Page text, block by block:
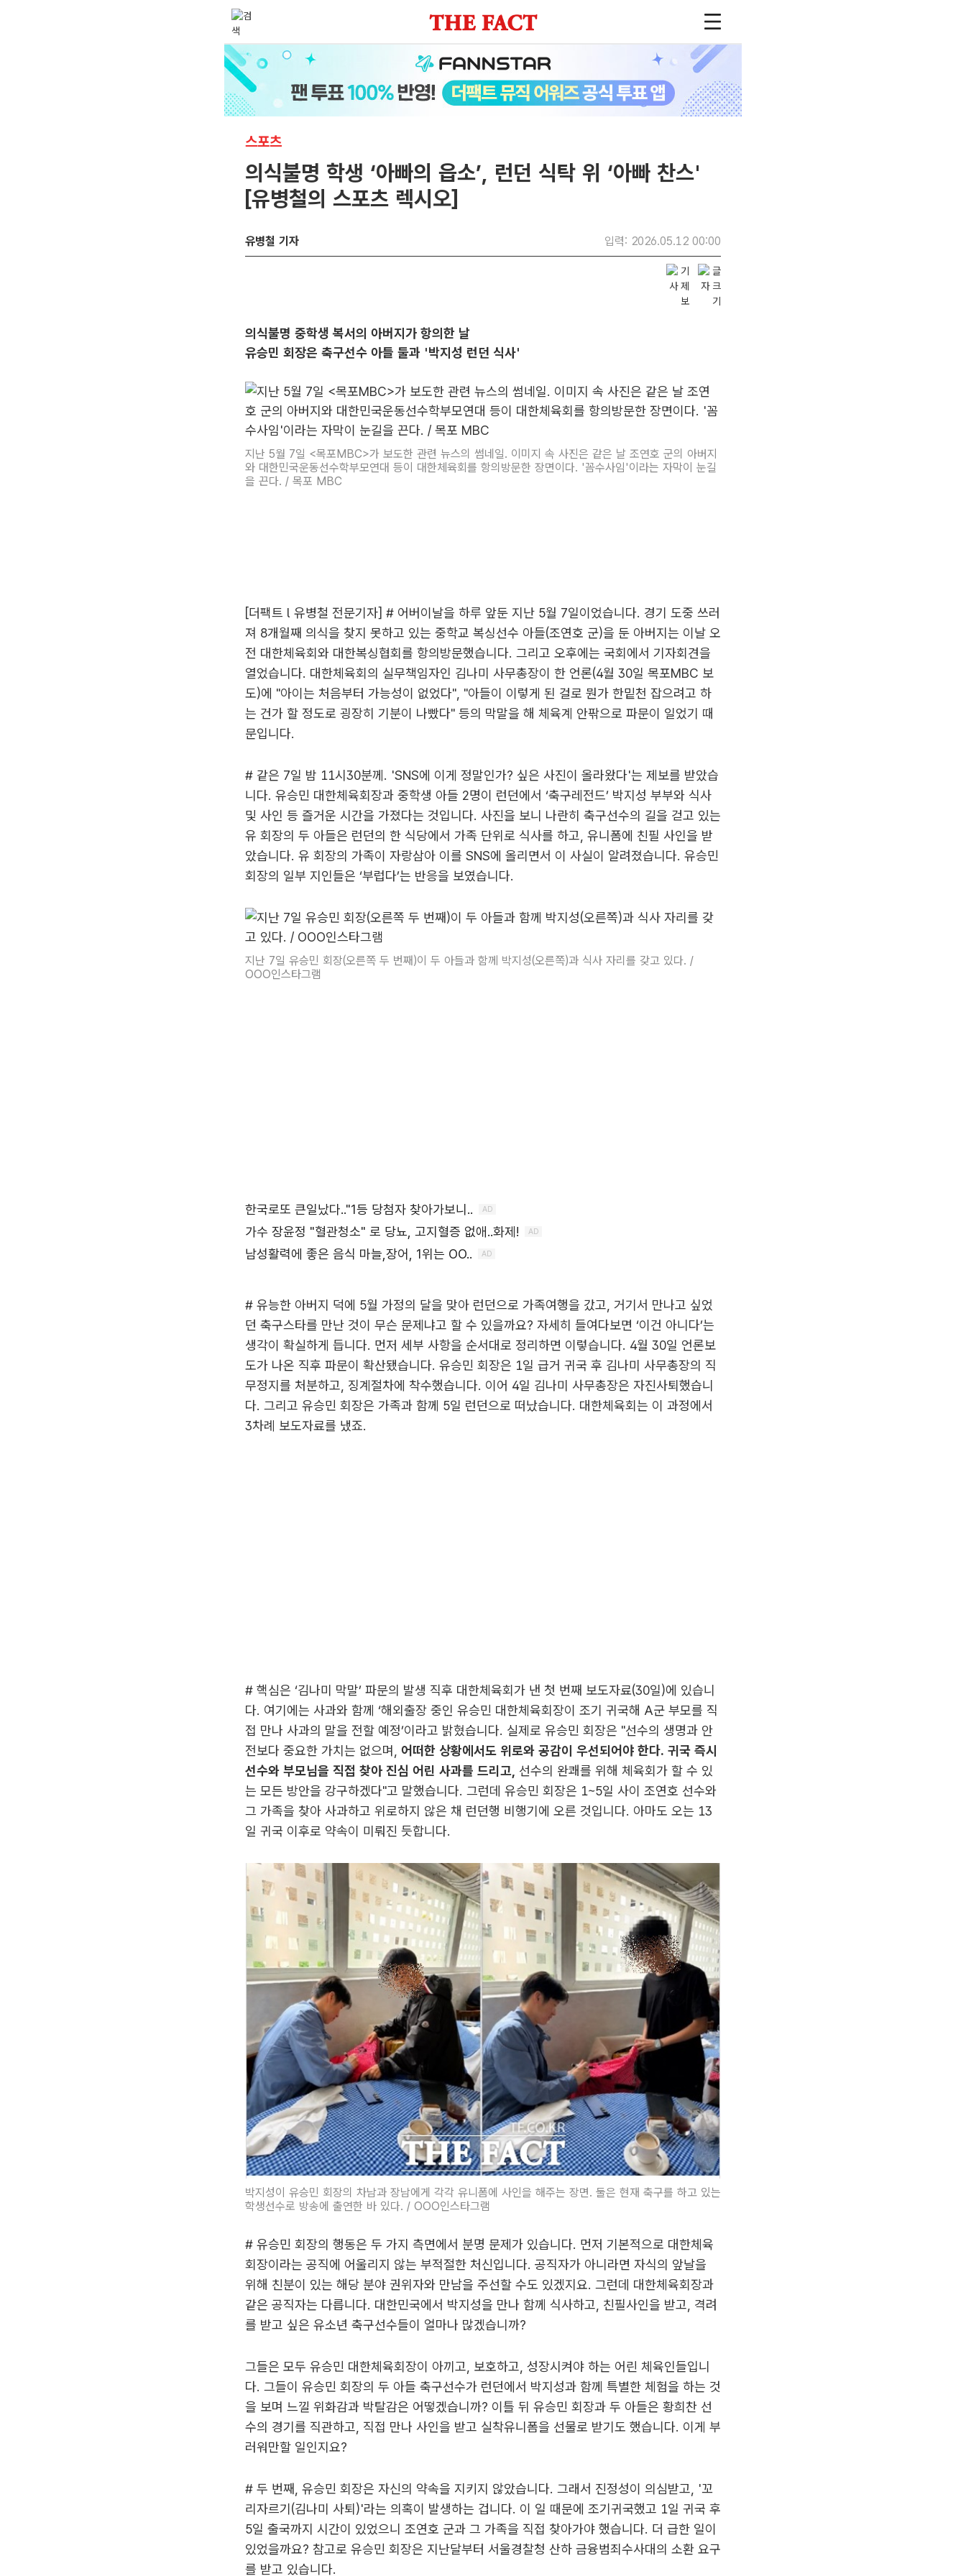
스포츠
의식불명 학생 ‘아빠의 읍소’, 런던 식탁 위 ‘아빠 찬스'
[유병철의 스포츠 렉시오]
유병철 기자 입력: 2026.05.12 00:00
의식불명 중학생 복서의 아버지가 항의한 날
유승민 회장은 축구선수 아들 둘과 '박지성 런던 식사'
지난 5월 7일 <목포MBC>가 보도한 관련 뉴스의 썸네일. 이미지 속 사진은 같은 날 조연호 군의 아버지
와 대한민국운동선수학부모연대 등이 대한체육회를 항의방문한 장면이다. '꼼수사임'이라는 자막이 눈길
을 끈다. / 목포 MBC
[더팩트 l 유병철 전문기자] # 어버이날을 하루 앞둔 지난 5월 7일이었습니다. 경기 도중 쓰러
져 8개월째 의식을 찾지 못하고 있는 중학교 복싱선수 아들(조연호 군)을 둔 아버지는 이날 오
전 대한체육회와 대한복싱협회를 항의방문했습니다. 그리고 오후에는 국회에서 기자회견을
열었습니다. 대한체육회의 실무책임자인 김나미 사무총장이 한 언론(4월 30일 목포MBC 보
도)에 "아이는 처음부터 가능성이 없었다", "아들이 이렇게 된 걸로 뭔가 한밑천 잡으려고 하
는 건가 할 정도로 굉장히 기분이 나빴다" 등의 막말을 해 체육계 안팎으로 파문이 일었기 때
문입니다.
# 같은 7일 밤 11시30분께. 'SNS에 이게 정말인가? 싶은 사진이 올라왔다'는 제보를 받았습
니다. 유승민 대한체육회장과 중학생 아들 2명이 런던에서 ‘축구레전드’ 박지성 부부와 식사
및 사인 등 즐거운 시간을 가졌다는 것입니다. 사진을 보니 나란히 축구선수의 길을 걷고 있는
유 회장의 두 아들은 런던의 한 식당에서 가족 단위로 식사를 하고, 유니폼에 친필 사인을 받
았습니다. 유 회장의 가족이 자랑삼아 이를 SNS에 올리면서 이 사실이 알려졌습니다. 유승민
회장의 일부 지인들은 ‘부럽다’는 반응을 보였습니다.
지난 7일 유승민 회장(오른쪽 두 번째)이 두 아들과 함께 박지성(오른쪽)과 식사 자리를 갖고 있다. /
OOO인스타그램
# 유능한 아버지 덕에 5월 가정의 달을 맞아 런던으로 가족여행을 갔고, 거기서 만나고 싶었
던 축구스타를 만난 것이 무슨 문제냐고 할 수 있을까요? 자세히 들여다보면 ‘이건 아니다’는
생각이 확실하게 듭니다. 먼저 세부 사항을 순서대로 정리하면 이렇습니다. 4월 30일 언론보
도가 나온 직후 파문이 확산됐습니다. 유승민 회장은 1일 급거 귀국 후 김나미 사무총장의 직
무정지를 처분하고, 징계절차에 착수했습니다. 이어 4일 김나미 사무총장은 자진사퇴했습니
다. 그리고 유승민 회장은 가족과 함께 5일 런던으로 떠났습니다. 대한체육회는 이 과정에서
3차례 보도자료를 냈죠.
# 핵심은 ‘김나미 막말’ 파문의 발생 직후 대한체육회가 낸 첫 번째 보도자료(30일)에 있습니
다. 여기에는 사과와 함께 ‘해외출장 중인 유승민 대한체육회장이 조기 귀국해 A군 부모를 직
접 만나 사과의 말을 전할 예정’이라고 밝혔습니다. 실제로 유승민 회장은 "선수의 생명과 안
전보다 중요한 가치는 없으며, 어떠한 상황에서도 위로와 공감이 우선되어야 한다. 귀국 즉시
선수와 부모님을 직접 찾아 진심 어린 사과를 드리고, 선수의 완쾌를 위해 체육회가 할 수 있
는 모든 방안을 강구하겠다"고 말했습니다. 그런데 유승민 회장은 1~5일 사이 조연호 선수와
그 가족을 찾아 사과하고 위로하지 않은 채 런던행 비행기에 오른 것입니다. 아마도 오는 13
일 귀국 이후로 약속이 미뤄진 듯합니다.
박지성이 유승민 회장의 차남과 장남에게 각각 유니폼에 사인을 해주는 장면. 둘은 현재 축구를 하고 있는
학생선수로 방송에 출연한 바 있다. / OOO인스타그램
# 유승민 회장의 행동은 두 가지 측면에서 분명 문제가 있습니다. 먼저 기본적으로 대한체육
회장이라는 공직에 어울리지 않는 부적절한 처신입니다. 공직자가 아니라면 자식의 앞날을
위해 친분이 있는 해당 분야 권위자와 만남을 주선할 수도 있겠지요. 그런데 대한체육회장과
같은 공직자는 다릅니다. 대한민국에서 박지성을 만나 함께 식사하고, 친필사인을 받고, 격려
를 받고 싶은 유소년 축구선수들이 얼마나 많겠습니까?
그들은 모두 유승민 대한체육회장이 아끼고, 보호하고, 성장시켜야 하는 어린 체육인들입니
다. 그들이 유승민 회장의 두 아들 축구선수가 런던에서 박지성과 함께 특별한 체험을 하는 것
을 보며 느낄 위화감과 박탈감은 어떻겠습니까? 이틀 뒤 유승민 회장과 두 아들은 황희찬 선
수의 경기를 직관하고, 직접 만나 사인을 받고 실착유니폼을 선물로 받기도 했습니다. 이게 부
러워만할 일인지요?
# 두 번째, 유승민 회장은 자신의 약속을 지키지 않았습니다. 그래서 진정성이 의심받고, '꼬
리자르기(김나미 사퇴)'라는 의혹이 발생하는 겁니다. 이 일 때문에 조기귀국했고 1일 귀국 후
5일 출국까지 시간이 있었으니 조연호 군과 그 가족을 직접 찾아가야 했습니다. 더 급한 일이
있었을까요? 참고로 유승민 회장은 지난달부터 서울경찰청 산하 금융범죄수사대의 소환 요구
를 받고 있습니다.